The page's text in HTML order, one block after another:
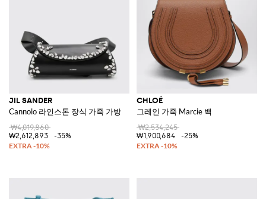
JIL SANDER
Cannolo 라인스톤 장식 가죽 가방
₩4,019,860
₩2,612,893
-35%
CHLOÉ
그레인 가죽 Marcie 백
₩2,534,245
₩1,900,684
-25%